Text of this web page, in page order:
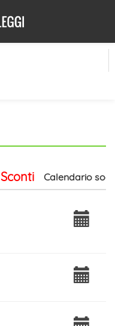
Sconti
Calendario